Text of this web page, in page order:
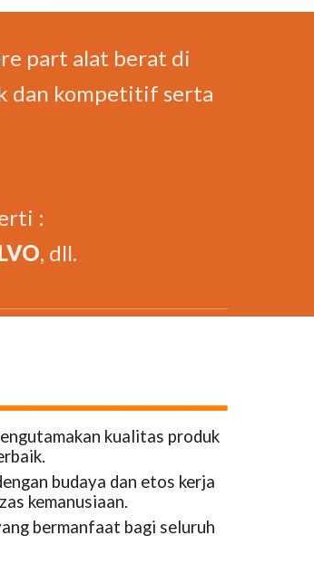
part alat berat di
dan kompetitif serta
:
, dll.
kualitas produk
budaya dan etos kerja
kemanusiaan.
bermanfaat bagi seluruh